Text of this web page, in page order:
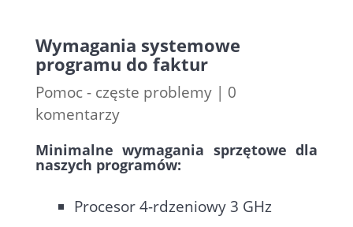
Wymagania systemowe
programu do faktur
Pomoc - częste problemy| 0
komentarzy
Minimalne wymagania sprzętowe dla
naszych programów:
Procesor 4-rdzeniowy 3 GHz